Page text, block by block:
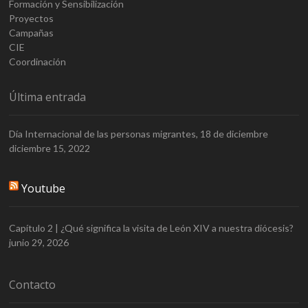
Formación y Sensibilización
Proyectos
Campañas
CIE
Coordinación
Última entrada
Día Internacional de las personas migrantes, 18 de diciembre
diciembre 15, 2022
Youtube
Capítulo 2 | ¿Qué significa la visita de León XIV a nuestra diócesis?
junio 29, 2026
Contacto